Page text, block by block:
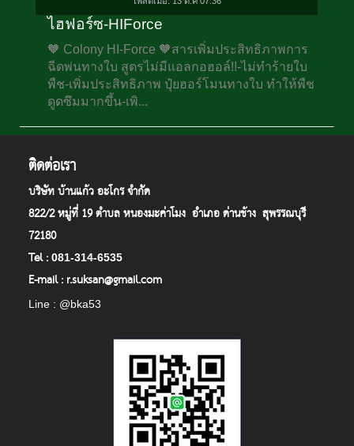
ไฮฟอร์ซ-HIForce
🧡 Colony HI-Force 🧡สารเพิ่มประสิทธิภาพการ
ฉีดพ่นทางใบ สูตรไม่มีแอลกอฮอล์!!-ไม่ทำร้ายใบ
พืช-เพิ่มประสิทธิภาพ ปุ๋ยฮอร์โมนทางใบ ทำให้พืช
ดูดซึมมากขึ้น-เพิ...
ติดต่อเรา
บริษัท บ้านแก้ว อะโกร จำกัด
822/2 หมู่ที่ 19 ตำบล หนองมะค่าโมง อำเภอ ด่านช้าง สุพรรณบุรี
72180
Tel : 081-314-6535
E-mail : r.suksan@gmail.com
Line : @bka53